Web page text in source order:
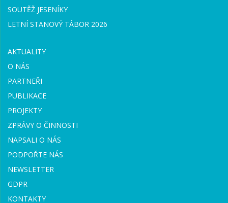
SOUTĚŽ JESENÍKY
LETNÍ STANOVÝ TÁBOR 2026
AKTUALITY
O NÁS
PARTNEŘI
PUBLIKACE
PROJEKTY
ZPRÁVY O ČINNOSTI
NAPSALI O NÁS
PODPOŘTE NÁS
NEWSLETTER
GDPR
KONTAKTY